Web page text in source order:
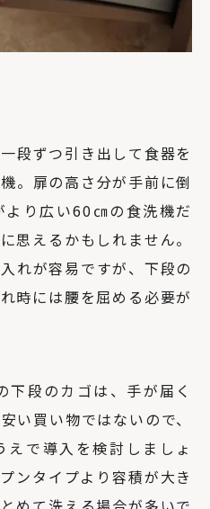
段ずつ引き出して食器を
。扉の高さ分が手前に倒
り広い60㎝の食洗機だ
思えるかもしれません。
れが容易ですが、下段の
時には腰を屈める必要が
段のカゴは、手が届く
い買い物ではないので、
で導入を検討しましょ
ンタイプより容積が大き